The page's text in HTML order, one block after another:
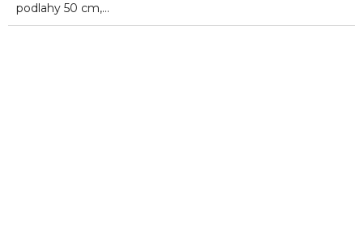
podlahy 50 cm,...